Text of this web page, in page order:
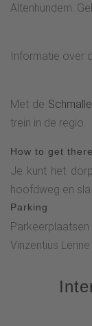
Altenhundem.
Informatie over
Met de
trein in de regio.
How to get there
Je kunt het
hoofdweg en
Parking
Vinzentius